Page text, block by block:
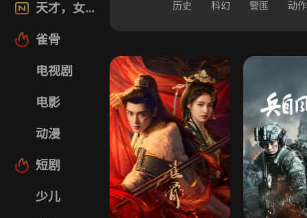
天才，女友
雀骨
电视剧
电影
动漫
短剧
少儿
历史
科幻 警匪 动作